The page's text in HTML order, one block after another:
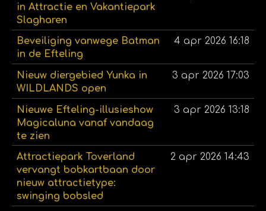
in Attractie en Vakantiepark
Slagharen
Beveiliging vanwege Batman
in de Efteling
4 apr 2026 16:18
Nieuw diergebied Yunka in
WILDLANDS open
3 apr 2026 17:03
Nieuwe Efteling-illusieshow
Magicaluna vanaf vandaag
te zien
3 apr 2026 13:18
Attractiepark Toverland
vervangt bobkartbaan door
nieuw attractietype:
swinging bobsled
2 apr 2026 14:43